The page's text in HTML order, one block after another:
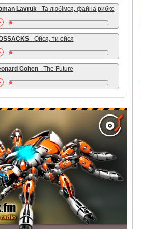
Lavruk- Та любімся, файна рибко
- Ойся, ти ойся
Cohen- The Future